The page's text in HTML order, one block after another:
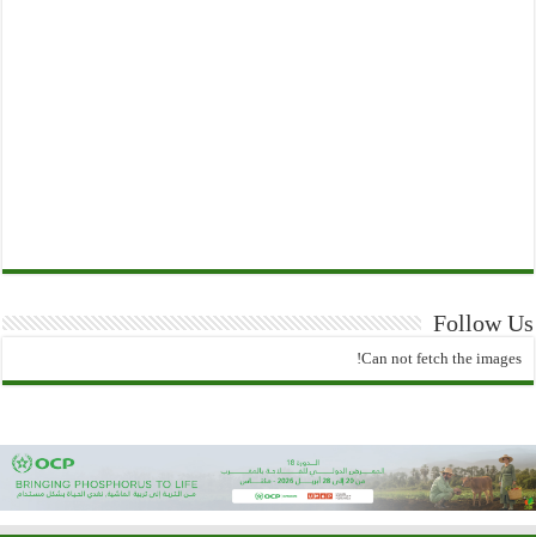
Follow Us
Can not fetch the images!